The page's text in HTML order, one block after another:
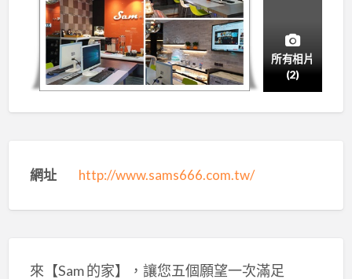
所有相片
(2)
網址 http://www.sams666.com.tw/
來【Sam 的家】，讓您五個願望一次滿足